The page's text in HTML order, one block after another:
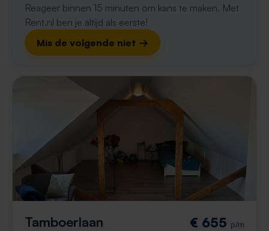
Reageer binnen 15 minuten om kans te maken. Met
Rent.nl ben je altijd als eerste!
Mis de volgende niet →
Tamboerlaan € 655 p/m